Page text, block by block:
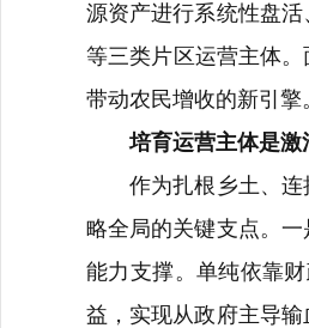
源资产进行系统性盘
等三类片区运营主体
带动农民增收的新引擎
培育运营主体是激
作为扎根乡土、连接
略全局的关键支点。
能力支撑。单纯依靠
益，实现从政府主导